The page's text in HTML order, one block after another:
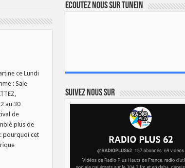
ce Lundi
: Sale
au 30
de
plus de
pourquoi cet
Ecoutez nous sur TuneIn
Suivez nous sur